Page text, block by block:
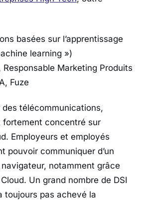
basées sur l’apprentissage
learning »)
Responsable Marketing Produits
Fuze
télécommunications,
fortement concentré sur
Employeurs et employés
pouvoir communiquer d’un
notamment grâce
Un grand nombre de DSI
toujours pas achevé la